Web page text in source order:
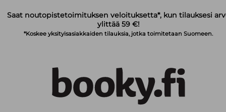
Saat noutopistetoimituksen veloituksetta*, kun tilauksesi
ylittää 59 €!
*Koskee yksityisasiakkaiden tilauksia, jotka toimitetaan Suomeen.